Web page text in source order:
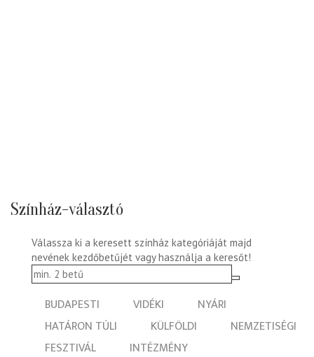
Színház-választó
Válassza ki a keresett színház kategóriáját majd
nevének kezdőbetűjét vagy használja a keresőt!
BUDAPESTI VIDÉKI
NYÁRI
HATÁRON TÚLI
KÜLFÖLDI
NEMZETISÉGI
FESZTIVÁL
INTÉZMÉNY